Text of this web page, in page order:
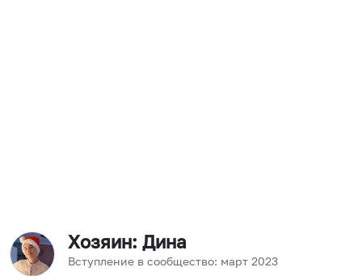
Хозяин: Дина
Вступление в сообщество: март 2023